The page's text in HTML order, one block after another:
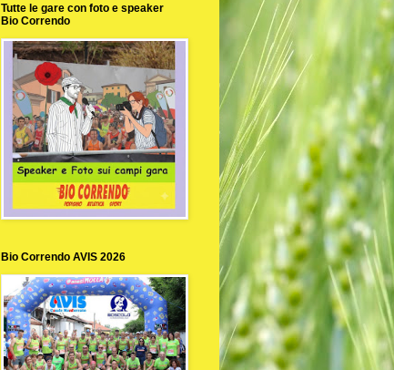
Tutte le gare con foto e speaker
Bio Correndo
Bio Correndo AVIS 2026